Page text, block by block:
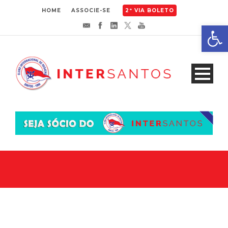
HOME ASSOCIE-SE 2ª VIA BOLETO
Abrir